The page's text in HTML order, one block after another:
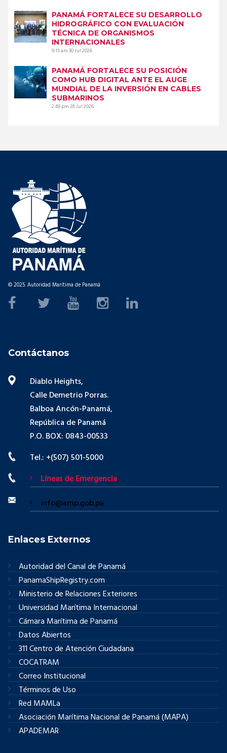
PANAMÁ FORTALECE SU DESARROLLO
HIDROGRÁFICO CON EVALUACIÓN
TÉCNICA DE ORGANISMOS
INTERNACIONALES
9:15 am30 Jul 2026
PANAMÁ FORTALECE SU POSICIÓN
COMO HUB DIGITAL ANTE EL AUGE
MUNDIAL DE LA INVERSIÓN EN CABLES
SUBMARINOS
2:49 pm28 Jul 2026
© 2025. Autoridad Marítima de Panamá
Contáctanos
Diablo Heights,
Calle Demetrio Porras.
Balboa Ancón-Panamá,
República de Panamá
P.O. BOX: 0843-00533
Tel.: +(507) 501-5000
Líneas de Emergencia
info@amp.gob.pa
Enlaces Externos
Autoridad del Canal de Panamá
PanamaShipRegistry.com
Ministerio de Relaciones Exteriores
Universidad Marítima Internacional
Cámara Marítima de Panamá
Datos Abiertos
311 Centro de Atención Ciudadana
COCATRAM
Correo Institucional
Términos de Uso
Red MAMLa
Asociación Marítima Nacional de Panamá (MAPA)
APADEMAR